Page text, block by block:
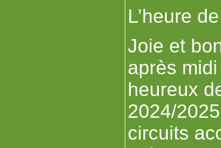
L’heure
Joie et
après
heureux
2024/
circuits